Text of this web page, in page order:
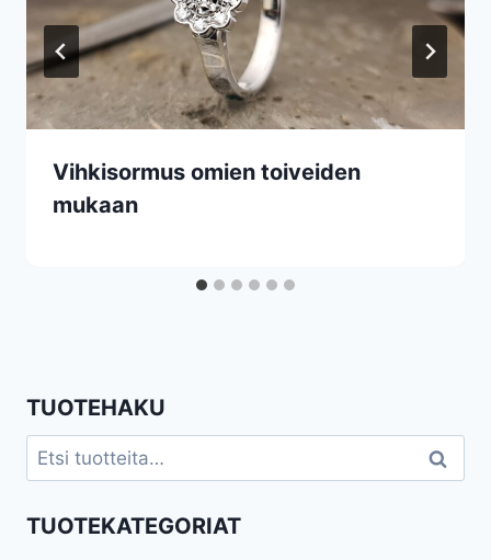
Vihkisormus omien toiveiden
mukaan
TUOTEHAKU
Etsi: Haku
TUOTEKATEGORIAT